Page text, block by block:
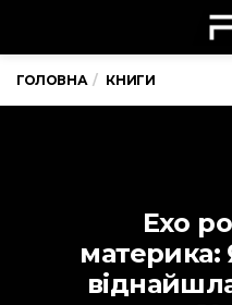
ГОЛОВНА КНИГИ
Ехо
материка: